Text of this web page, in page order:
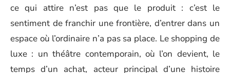
ce qui attire n’est pas que le produit : c’est le
sentiment de franchir une frontière, d’entrer dans un
espace où l’ordinaire n’a pas sa place. Le shopping de
luxe : un théâtre contemporain, où l’on devient, le
temps d’un achat, acteur principal d’une histoire